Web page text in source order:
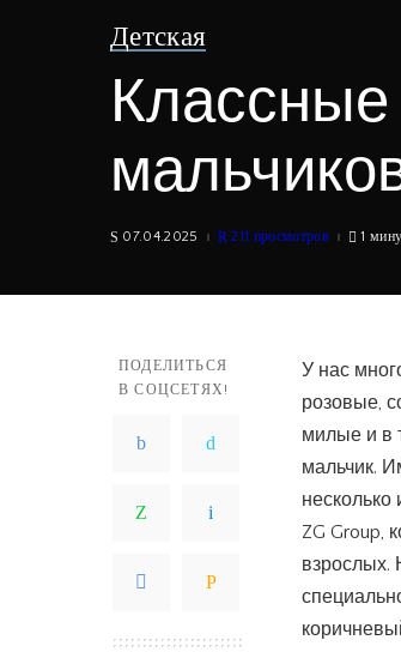
Детская
07.04.2025 211 просмотров 1
ПОДЕЛИТЬСЯ
В СОЦСЕТЯХ!
У нас
розовые,
милые и в
мальчик.
ZG Group,
взрослых.